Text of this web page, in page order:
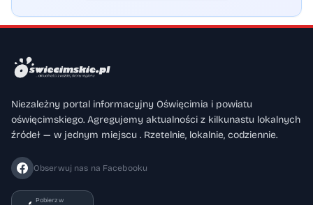
Niezależny portal informacyjny Oświęcimia i powiatu
oświęcimskiego. Agregujemy aktualności z kilkunastu lokalnych
źródeł — w jednym miejscu . Rzetelnie, lokalnie, codziennie.
Obserwuj nas na Facebooku
Pobierz w